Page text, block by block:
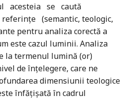
acesteia se caută
(semantic, teologic,
pentru analiza corectă a
este cazul luminii. Analiza
la termenul lumină (or)
de înțelegere, care ne
dimensiunii teologice
înfățișată în cadrul